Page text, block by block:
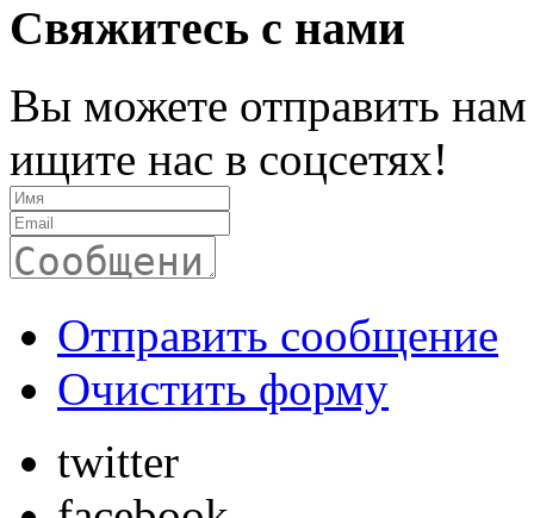
Свяжитесь с нами
Вы можете отправить
ищите нас в соцсетях!
Отправить сообщение
Очистить форму
twitter